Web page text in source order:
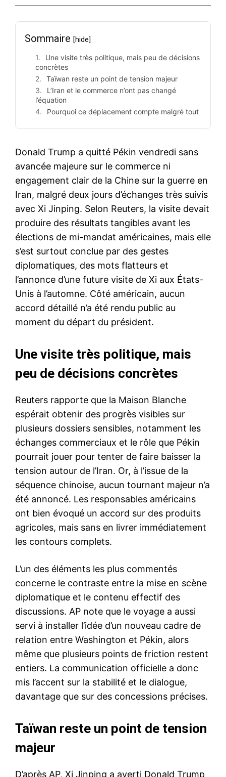
Sommaire [hide]
Une visite très politique, mais peu de décisions
concrètes
Taïwan reste un point de tension majeur
L’Iran et le commerce n’ont pas changé
l’équation
Pourquoi ce déplacement compte malgré tout
Donald Trump a quitté Pékin vendredi sans
avancée majeure sur le commerce ni
engagement clair de la Chine sur la guerre en
Iran, malgré deux jours d’échanges très suivis
avec Xi Jinping. Selon Reuters, la visite devait
produire des résultats tangibles avant les
élections de mi-mandat américaines, mais elle
s’est surtout conclue par des gestes
diplomatiques, des mots flatteurs et
l’annonce d’une future visite de Xi aux États-
Unis à l’automne. Côté américain, aucun
accord détaillé n’a été rendu public au
moment du départ du président.
Une visite très politique, mais
peu de décisions concrètes
Reuters rapporte que la Maison Blanche
espérait obtenir des progrès visibles sur
plusieurs dossiers sensibles, notamment les
échanges commerciaux et le rôle que Pékin
pourrait jouer pour tenter de faire baisser la
tension autour de l’Iran. Or, à l’issue de la
séquence chinoise, aucun tournant majeur n’a
été annoncé. Les responsables américains
ont bien évoqué un accord sur des produits
agricoles, mais sans en livrer immédiatement
les contours complets.
L’un des éléments les plus commentés
concerne le contraste entre la mise en scène
diplomatique et le contenu effectif des
discussions. AP note que le voyage a aussi
servi à installer l’idée d’un nouveau cadre de
relation entre Washington et Pékin, alors
même que plusieurs points de friction restent
entiers. La communication officielle a donc
mis l’accent sur la stabilité et le dialogue,
davantage que sur des concessions précises.
Taïwan reste un point de tension
majeur
D’après AP, Xi Jinping a averti Donald Trump